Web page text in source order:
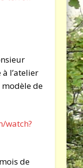
l’atelier
de
watch?
de